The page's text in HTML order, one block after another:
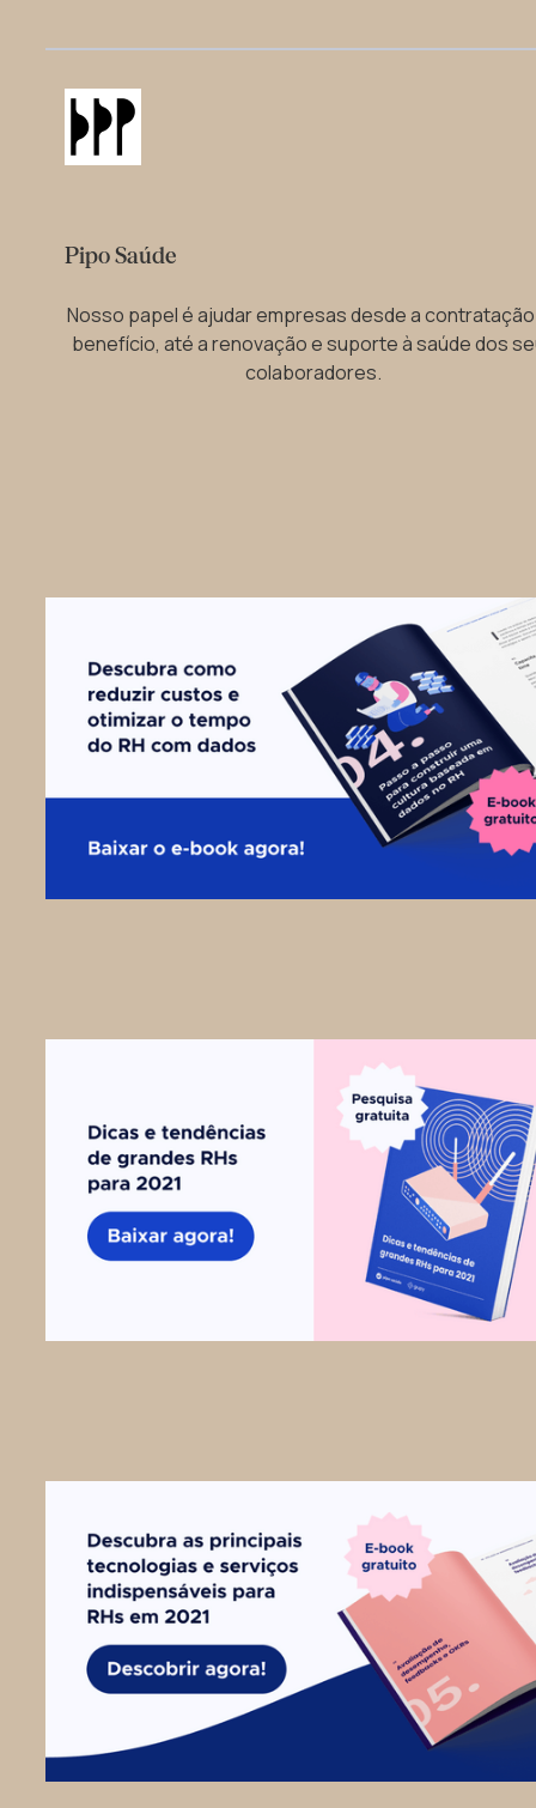
Pipo Saúde
Nosso papel é ajudar empresas desde a
benefício, até a renovação e suporte à saúde dos
colaboradores.